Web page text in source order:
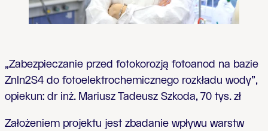
„Zabezpieczanie przed fotokorozją fotoanod na bazie
ZnIn2S4 do fotoelektrochemicznego rozkładu wody”,
opiekun: dr inż. Mariusz Tadeusz Szkoda,70 tys. zł
Założeniem projektu jest zbadanie wpływu warstw